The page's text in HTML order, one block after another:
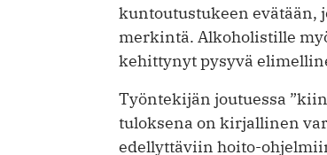
kuntoutustukeen evätään,
merkintä. Alkoholistille
kehittynyt pysyvä
Työntekijän joutuessa
tuloksena on kirjallinen
edellyttäviin hoito-